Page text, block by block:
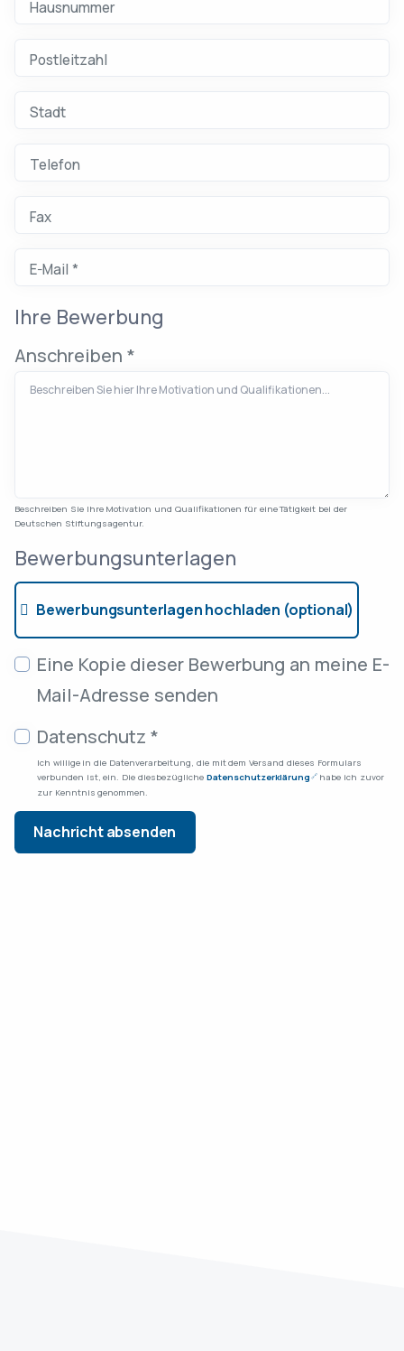
Hausnummer
Postleitzahl
Stadt
Telefon
Fax
E-Mail *
Ihre Bewerbung
Anschreiben *
Beschreiben Sie Ihre Motivation und Qualifikationen für eine Tätigkeit bei der
Deutschen Stiftungsagentur.
Bewerbungsunterlagen
Bewerbungsunterlagen hochladen (optional)
Kopie-Einstellungen
Eine Kopie dieser Bewerbung an meine E-
Mail-Adresse senden
Datenschutzbestimmungen
Datenschutz *
Ich willige in die Datenverarbeitung, die mit dem Versand dieses Formulars
verbunden ist, ein. Die diesbezügliche Datenschutzerklärung
habe ich zuvor
zur Kenntnis genommen.
Nachricht absenden